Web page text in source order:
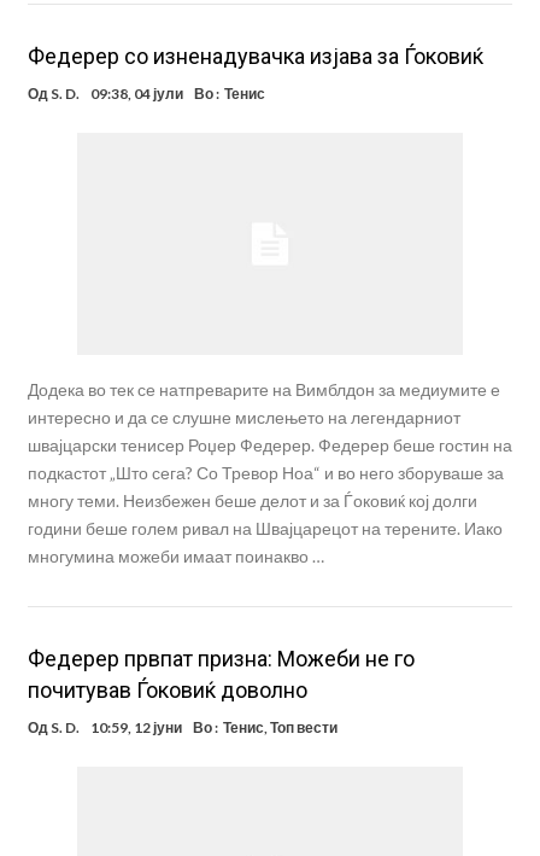
Федерер со изненадувачка изјава за Ѓоковиќ
Од S. D. 09:38, 04 јули Во : Тенис
Додека во тек се натпреварите на Вимблдон за медиумите е
интересно и да се слушне мислењето на легендарниот
швајцарски тенисер Роџер Федерер. Федерер беше гостин на
подкастот „Што сега? Со Тревор Ноа“ и во него зборуваше за
многу теми. Неизбежен беше делот и за Ѓоковиќ кој долги
години беше голем ривал на Швајцарецот на терените. Иако
многумина можеби имаат поинакво …
Федерер првпат призна: Можеби не го
почитував Ѓоковиќ доволно
Од S. D. 10:59, 12 јуни Во : Тенис, Топ вести